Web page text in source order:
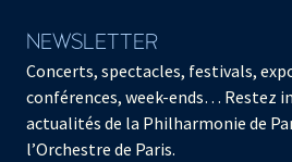
NEWSLETTER
Concerts, spectacles, festivals,
conférences, week-ends… Restez
actualités de la Philharmonie de
l’Orchestre de Paris.